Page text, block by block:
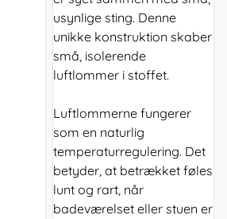
usynlige sting. Denne
unikke konstruktion skaber
små, isolerende
luftlommer i stoffet.
Luftlommerne fungerer
som en naturlig
temperaturregulering. Det
betyder, at betrækket føles
lunt og rart, når
badeværelset eller stuen er